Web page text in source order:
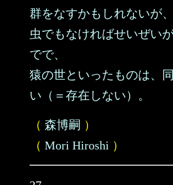
群をなすかもしれないが、
虫でもなければせいぜい
でで、
猿の世といったものは、
い（＝存在しない）。
（ 森博嗣 ）
（ Mori Hiroshi ）